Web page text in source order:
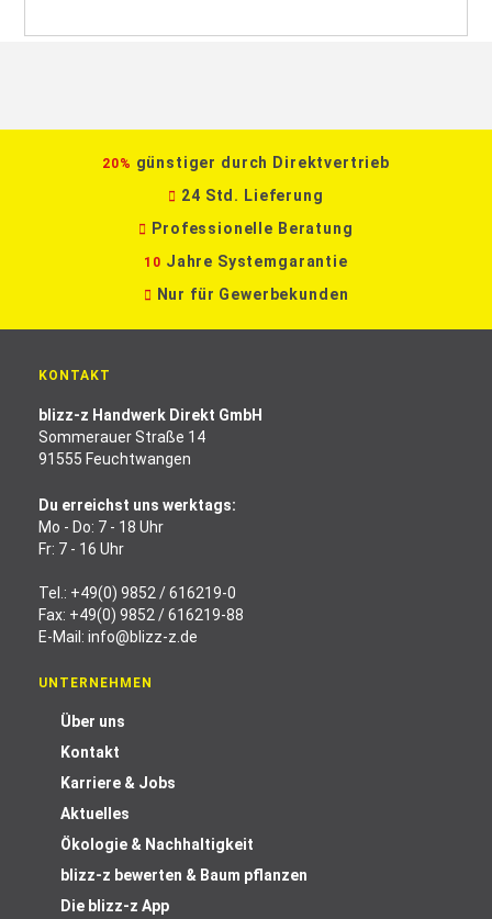
20% günstiger durch Direktvertrieb
24 Std. Lieferung
Professionelle Beratung
10 Jahre Systemgarantie
Nur für Gewerbekunden
KONTAKT
blizz-z Handwerk Direkt GmbH
Sommerauer Straße 14
91555 Feuchtwangen
Du erreichst uns werktags:
Mo - Do: 7 - 18 Uhr
Fr: 7 - 16 Uhr
Tel.: +49(0) 9852 / 616219-0
Fax: +49(0) 9852 / 616219-88
E-Mail: info@blizz-z.de
UNTERNEHMEN
Über uns
Kontakt
Karriere & Jobs
Aktuelles
Ökologie & Nachhaltigkeit
blizz-z bewerten & Baum pflanzen
Die blizz-z App